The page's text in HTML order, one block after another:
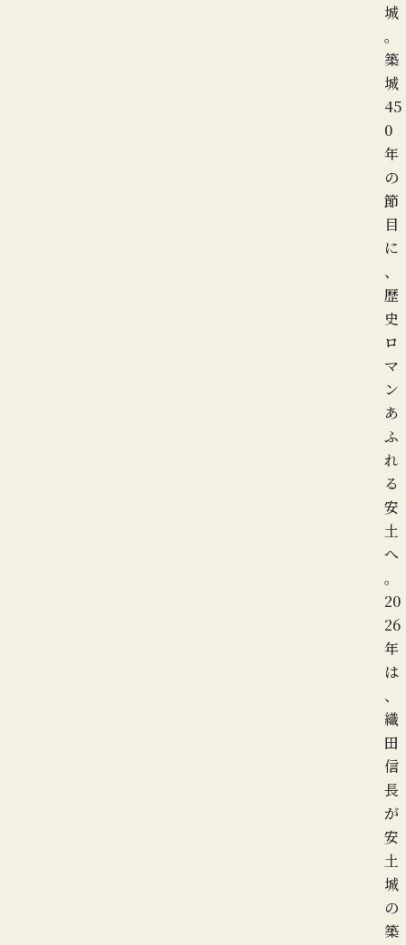
城
。
築
城
45
0
年
の
節
目
に
、
歴
史
ロ
マ
ン
あ
ふ
れ
る
安
土
へ
。
20
26
年
は
、
織
田
信
長
が
安
土
城
の
築